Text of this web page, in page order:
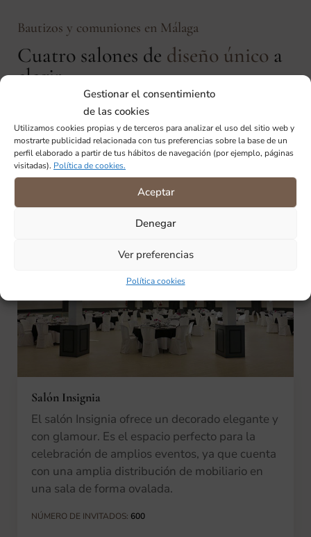
Gestionar el consentimiento
de las cookies
Utilizamos cookies propias y de terceros para analizar el uso del sitio web y
mostrarte publicidad relacionada con tus preferencias sobre la base de un
perfil elaborado a partir de tus hábitos de navegación (por ejemplo, páginas
visitadas). Política de cookies.
Aceptar
Denegar
Ver preferencias
Política cookies
Bautizos y comuniones en Málaga
Cuatro salones de diseño único a
elegir
Contamos con cuatro salones de diseño propio
ubicados en edificios independientes y rodeados de
jardines.
Salón Insignia
El salón Insignia ofrece un decorado elegante y
con glamour. Es el espacio perfecto para la
celebración de amplios eventos, ya que cuenta
con una amplia distribución de mobiliario en
una sala de forma ovalada.
NÚMERO DE INVITADOS: 600